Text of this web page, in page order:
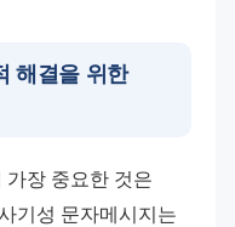
해결을 위한
장 중요한 것은
기성 문자메시지는